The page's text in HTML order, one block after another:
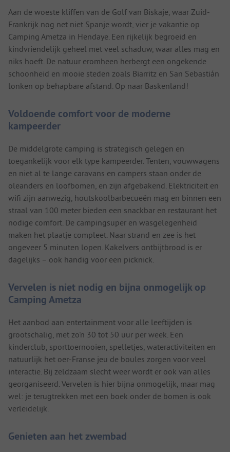
Aan de woeste kliffen van de Golf van Biskaje, waar Zuid-
Frankrijk nog net niet Spanje wordt, vier je vakantie op
Camping Ametza in Hendaye. Een rijkelijk begroeid en
kindvriendelijk geheel met veel schaduw, waar alles mag en
niks hoeft. De natuur eromheen herbergt een ongekende
schoonheid en mooie steden zoals Biarritz en San Sebastián
lonken op behapbare afstand. Op naar Baskenland!
Voldoende comfort voor de moderne
kampeerder
De middelgrote camping is strategisch gelegen en
toegankelijk voor elk type kampeerder. Tenten, vouwwagens
en niet al te lange caravans en campers staan onder de
oleanders en loofbomen, en zijn afgebakend. Elektriciteit en
wifi zijn aanwezig, houtskoolbarbecueën mag en binnen een
straal van 100 meter bieden een snackbar en restaurant het
nodige comfort. De campingsuper en wasgelegenheid
maken het plaatje compleet. Naar strand en zee is het
ongeveer 5 minuten lopen. Kakelvers ontbijtbrood is er
dagelijks – ook handig voor een picknick.
Vervelen is niet nodig en bijna onmogelijk op
Camping Ametza
Het aanbod aan entertainment voor alle leeftijden is
grootschalig, met zo'n 30 tot 50 uur per week. Een
kinderclub, sporttoernooien, spelletjes, wateractiviteiten en
natuurlijk het oer-Franse jeu de boules zorgen voor veel
interactie. Bij zeldzaam slecht weer wordt er ook van alles
georganiseerd. Vervelen is hier bijna onmogelijk, maar mag
wel: je terugtrekken met een boek onder de bomen is ook
verleidelijk.
Genieten aan het zwembad